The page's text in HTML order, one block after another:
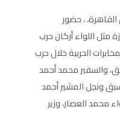
، حضور
مثل اللواء أركان حرب
الحربية خلال حرب
والسفير محمد أحمد
ونجل المشير أحمد
محمد العصار، وزير